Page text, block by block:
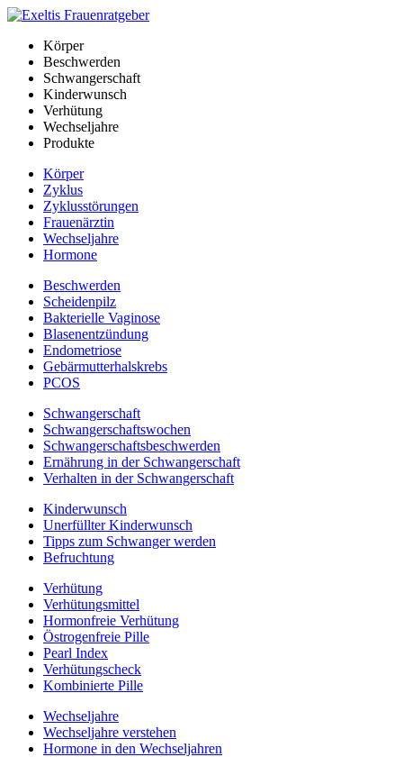
Körper
Beschwerden
Schwangerschaft
Kinderwunsch
Verhütung
Wechseljahre
Produkte
Körper
Zyklus
Zyklusstörungen
Frauenärztin
Wechseljahre
Hormone
Beschwerden
Scheidenpilz
Bakterielle Vaginose
Blasenentzündung
Endometriose
Gebärmutterhalskrebs
PCOS
Schwangerschaft
Schwangerschaftswochen
Schwangerschaftsbeschwerden
Ernährung in der Schwangerschaft
Verhalten in der Schwangerschaft
Kinderwunsch
Unerfüllter Kinderwunsch
Tipps zum Schwanger werden
Befruchtung
Verhütung
Verhütungsmittel
Hormonfreie Verhütung
Östrogenfreie Pille
Pearl Index
Verhütungscheck
Kombinierte Pille
Wechseljahre
Wechseljahre verstehen
Hormone in den Wechseljahren